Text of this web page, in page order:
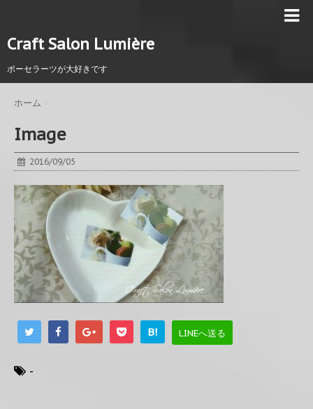
Craft Salon Lumière
ポーセラーツが大好きです
ホーム
Image
2016/09/05
B! LINEへ送る
-